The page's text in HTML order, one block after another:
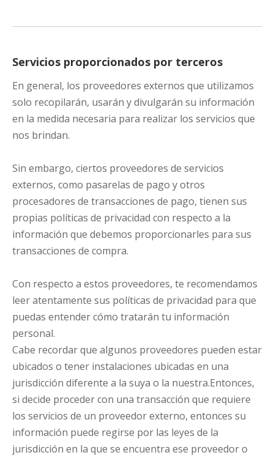
Servicios proporcionados por terceros
En general, los proveedores externos que utilizamos
solo recopilarán, usarán y divulgarán su información
en la medida necesaria para realizar los servicios que
nos brindan.
Sin embargo, ciertos proveedores de servicios
externos, como pasarelas de pago y otros
procesadores de transacciones de pago, tienen sus
propias políticas de privacidad con respecto a la
información que debemos proporcionarles para sus
transacciones de compra.
Con respecto a estos proveedores, te recomendamos
leer atentamente sus políticas de privacidad para que
puedas entender cómo tratarán tu información
personal.
Cabe recordar que algunos proveedores pueden estar
ubicados o tener instalaciones ubicadas en una
jurisdicción diferente a la suya o la nuestra.Entonces,
si decide proceder con una transacción que requiere
los servicios de un proveedor externo, entonces su
información puede regirse por las leyes de la
jurisdicción en la que se encuentra ese proveedor o